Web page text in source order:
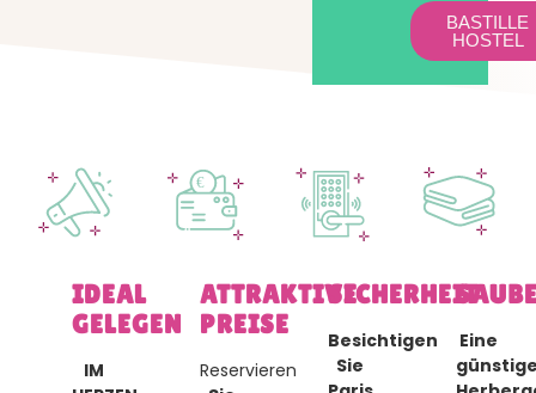
BASTILLE
HOSTEL
IDEAL
GELEGEN
IM
ATTRAKTIVE
PREISE
Reservieren
SICHERHEIT
Besichtigen
Sie
Eine